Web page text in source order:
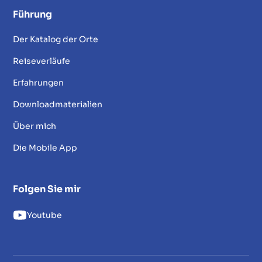
Führung
Der Katalog der Orte
Reiseverläufe
Erfahrungen
Downloadmaterialien
Über mich
Die Mobile App
Folgen Sie mir
Youtube